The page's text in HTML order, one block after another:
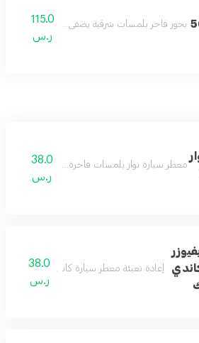
56 بخور فاخر بلمسات شرقية يضفي على المكان عبقاً
115.0
ر.س
معطر سيارة نوار بلمسات فاخرة مستوحاة من عطر
38.0
ر.س
إعادة تعبئة معطر سيارة كاندي برائحة المسك
38.0
ر.س